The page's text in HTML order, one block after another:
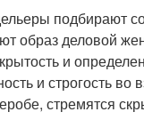
подбирают
образ деловой
и
и строгость
стремятся